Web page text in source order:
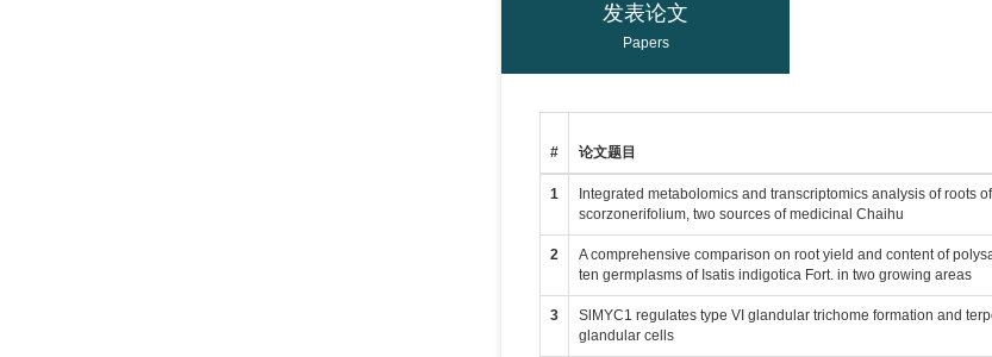
发表论文
Papers
# 论文题目
1
Integrated metabolomics and transcriptomics analysis of roots
scorzonerifolium, two sources of medicinal Chaihu
2
A comprehensive comparison on root yield and content of
ten germplasms of Isatis indigotica Fort. in two growing areas
3
SlMYC1 regulates type VI glandular trichome formation and
glandular cells